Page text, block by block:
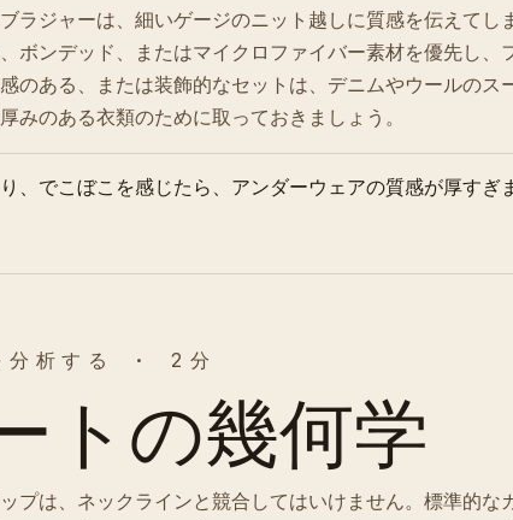
ラジャーは、細いゲージのニット越しに質感を伝えてし
ボンデッド、またはマイクロファイバー素材を優先し、
のある、または装飾的なセットは、デニムやウールのス
みのある衣類のために取っておきましょう。
、でこぼこを感じたら、アンダーウェアの質感が厚すぎま
分析する · 2分
トの幾何学
プは、ネックラインと競合してはいけません。標準的な